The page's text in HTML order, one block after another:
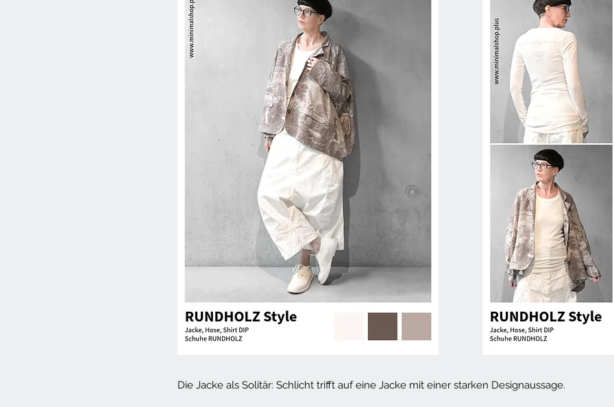
Die Jacke als Solitär: Schlicht trifft auf eine Jacke mit einer starken Designaussage.